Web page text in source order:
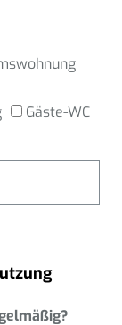
Gäste-WC